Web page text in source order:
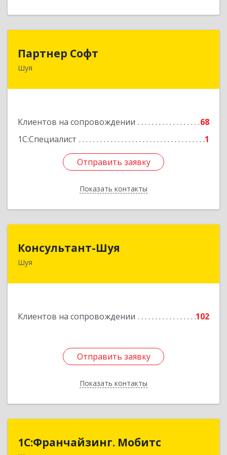
Партнер Софт
Шуя
Клиентов на сопровождении
68
1С:Специалист
1
Отправить заявку
Показать контакты
155900, Ивановская обл, Шуйский р-н, Шуя г,
Отправить заявку
Назад
Консультант-Шуя
Шуя
Клиентов на сопровождении 102
Отправить заявку
Показать контакты
155900, Ивановская обл, Шуя г, Свердлова ул,
Отправить заявку
Назад
1С:Франчайзинг. Мобитс
1С:Франчайзинг. Мобитс